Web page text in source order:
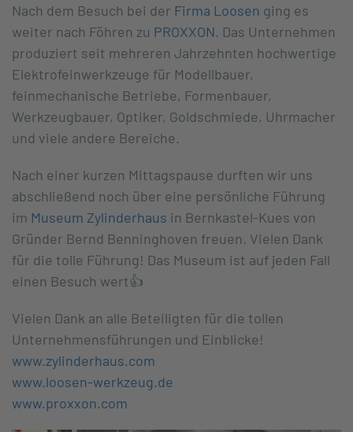
Nach dem Besuch bei der Firma Loosen ging es
weiter nach Föhren zu PROXXON. Das Unternehmen
produziert seit mehreren Jahrzehnten hochwertige
Elektrofeinwerkzeuge für Modellbauer,
feinmechanische Betriebe, Formenbauer,
Werkzeugbauer, Optiker, Goldschmiede, Uhrmacher
und viele andere Bereiche.
Nach einer kurzen Mittagspause durften wir uns
abschließend noch über eine persönliche Führung
im Museum Zylinderhaus in Bernkastel-Kues von
Gründer Bernd Benninghoven freuen. Vielen Dank
für die tolle Führung! Das Museum ist auf jeden Fall
einen Besuch wert👍
Vielen Dank an alle Beteiligten für die tollen
Unternehmensführungen und Einblicke!
www.zylinderhaus.com
www.loosen-werkzeug.de
www.proxxon.com